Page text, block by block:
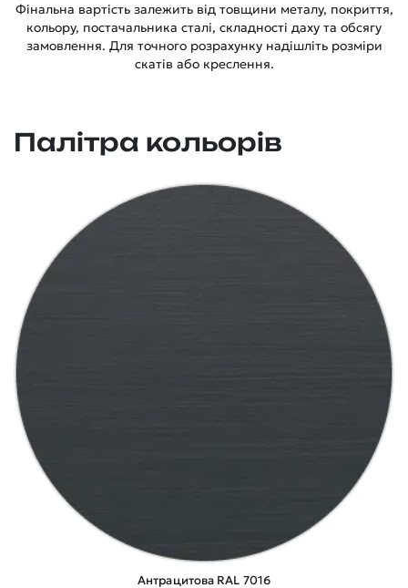
Фінальна вартість залежить від товщини металу, покриття,
кольору, постачальника сталі, складності даху та обсягу
замовлення. Для точного розрахунку надішліть розміри
скатів або креслення.
Палітра кольорів
Антрацитова RAL 7016